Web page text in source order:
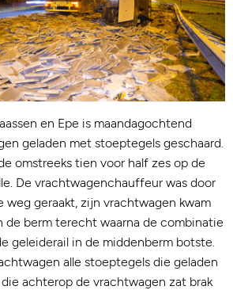
en Epe is maandagochtend
geladen met stoeptegels geschaard.
omstreeks tien voor half zes op de
De vrachtwagenchauffeur was door
weg geraakt, zijn vrachtwagen kwam
de berm terecht waarna de combinatie
geleiderail in de middenberm botste.
alle stoeptegels die geladen
die achterop de vrachtwagen zat brak